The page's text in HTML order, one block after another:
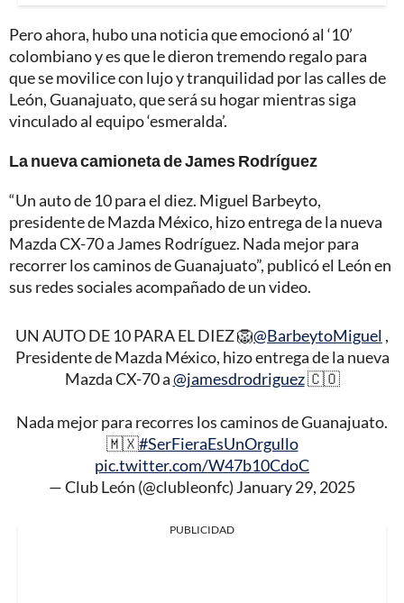
Pero ahora, hubo una noticia que emocionó al ‘10’
colombiano y es que le dieron tremendo regalo para
que se movilice con lujo y tranquilidad por las calles de
León, Guanajuato, que será su hogar mientras siga
vinculado al equipo ‘esmeralda’.
La nueva camioneta de James Rodríguez
“Un auto de 10 para el diez. Miguel Barbeyto,
presidente de Mazda México, hizo entrega de la nueva
Mazda CX-70 a James Rodríguez. Nada mejor para
recorrer los caminos de Guanajuato”, publicó el León en
sus redes sociales acompañado de un video.
UN AUTO DE 10 PARA EL DIEZ 🦁@BarbeytoMiguel ,
Presidente de Mazda México, hizo entrega de la nueva
Mazda CX-70 a@jamesdrodriguez🇨🇴
Nada mejor para recorres los caminos de Guanajuato.
🇲🇽#SerFieraEsUnOrgullo
pic.twitter.com/W47b10CdoC
— Club León (@clubleonfc) January 29, 2025
PUBLICIDAD